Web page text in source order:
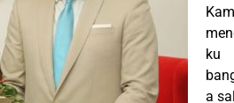
ku
a